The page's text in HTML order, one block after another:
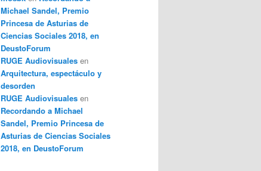
Michael Sandel, Premio
Princesa de Asturias de
Ciencias Sociales 2018, en
DeustoForum
RUGE Audiovisuales en
Arquitectura, espectáculo y
desorden
RUGE Audiovisuales en
Recordando a Michael
Sandel, Premio Princesa de
Asturias de Ciencias Sociales
2018, en DeustoForum